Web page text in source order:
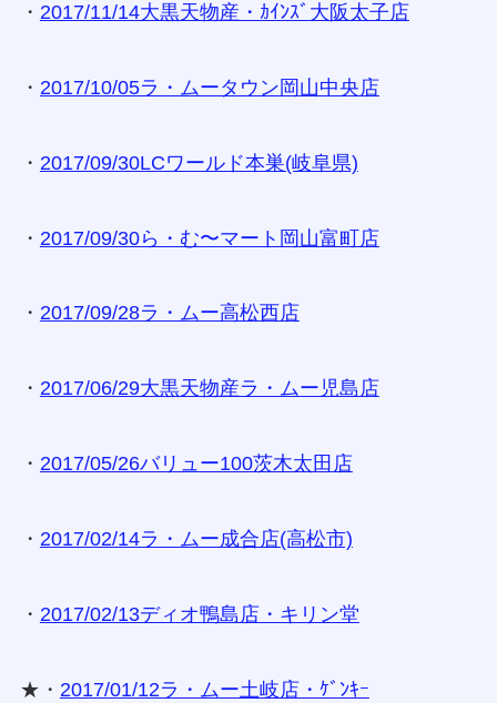
・ 2017/11/14大黒天物産・ｶｲﾝｽﾞ大阪太子店
・ 2017/10/05ラ・ムータウン岡山中央店
・ 2017/09/30LCワールド本巣(岐阜県)
・ 2017/09/30ら・む〜マート岡山富町店
・ 2017/09/28ラ・ムー高松西店
・ 2017/06/29大黒天物産ラ・ムー児島店
・ 2017/05/26バリュー100茨木太田店
・ 2017/02/14ラ・ムー成合店(高松市)
・ 2017/02/13ディオ鴨島店・キリン堂
★・ 2017/01/12ラ・ムー土岐店・ｹﾞﾝｷｰ